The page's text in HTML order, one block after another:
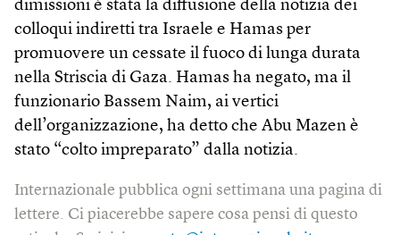
dimissioni è stata la diffusione della notizia dei
colloqui indiretti tra Israele e Hamas per
promuovere un cessate il fuoco di lunga durata
nella Striscia di Gaza. Hamas ha negato, ma il
funzionario Bassem Naim, ai vertici
dell’organizzazione, ha detto che Abu Mazen è
stato “colto impreparato” dalla notizia.
Internazionale pubblica ogni settimana una pagina di
lettere. Ci piacerebbe sapere cosa pensi di questo